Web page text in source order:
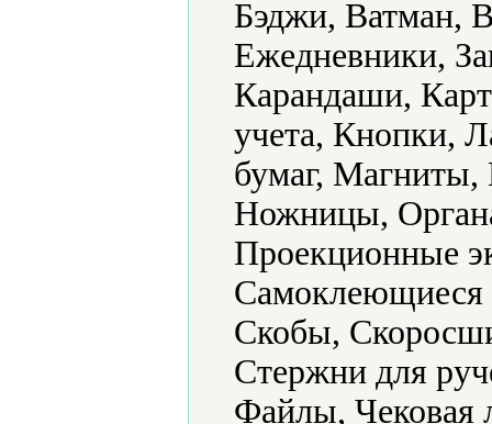
Бэджи, Ватман,
Ежедневники,
Карандаши,
учета, Кнопки,
бумаг,
Ножницы,
Проекционные
Скобы,
Стержни для
Файлы, Чековая